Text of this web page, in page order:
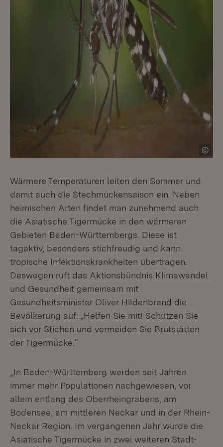
Wärmere Temperaturen leiten den Sommer und
damit auch die Stechmückensaison ein. Neben
heimischen Arten findet man zunehmend auch
die Asiatische Tigermücke in den wärmeren
Gebieten Baden-Württembergs. Diese ist
tagaktiv, besonders stichfreudig und kann
tropische Infektionskrankheiten übertragen.
Deswegen ruft das Aktionsbündnis Klimawandel
und Gesundheit gemeinsam mit
Gesundheitsminister Oliver Hildenbrand die
Bevölkerung auf: „Helfen Sie mit! Schützen Sie
sich vor Stichen und vermeiden Sie Brutstätten
der Tigermücke.“
„In Baden-Württemberg werden seit Jahren
immer mehr Populationen nachgewiesen, vor
allem entlang des Oberrheingrabens, am
Bodensee, am mittleren Neckar und in der Rhein-
Neckar Region. Im vergangenen Jahr wurde die
Asiatische Tigermücke in zwei weiteren Stadt-